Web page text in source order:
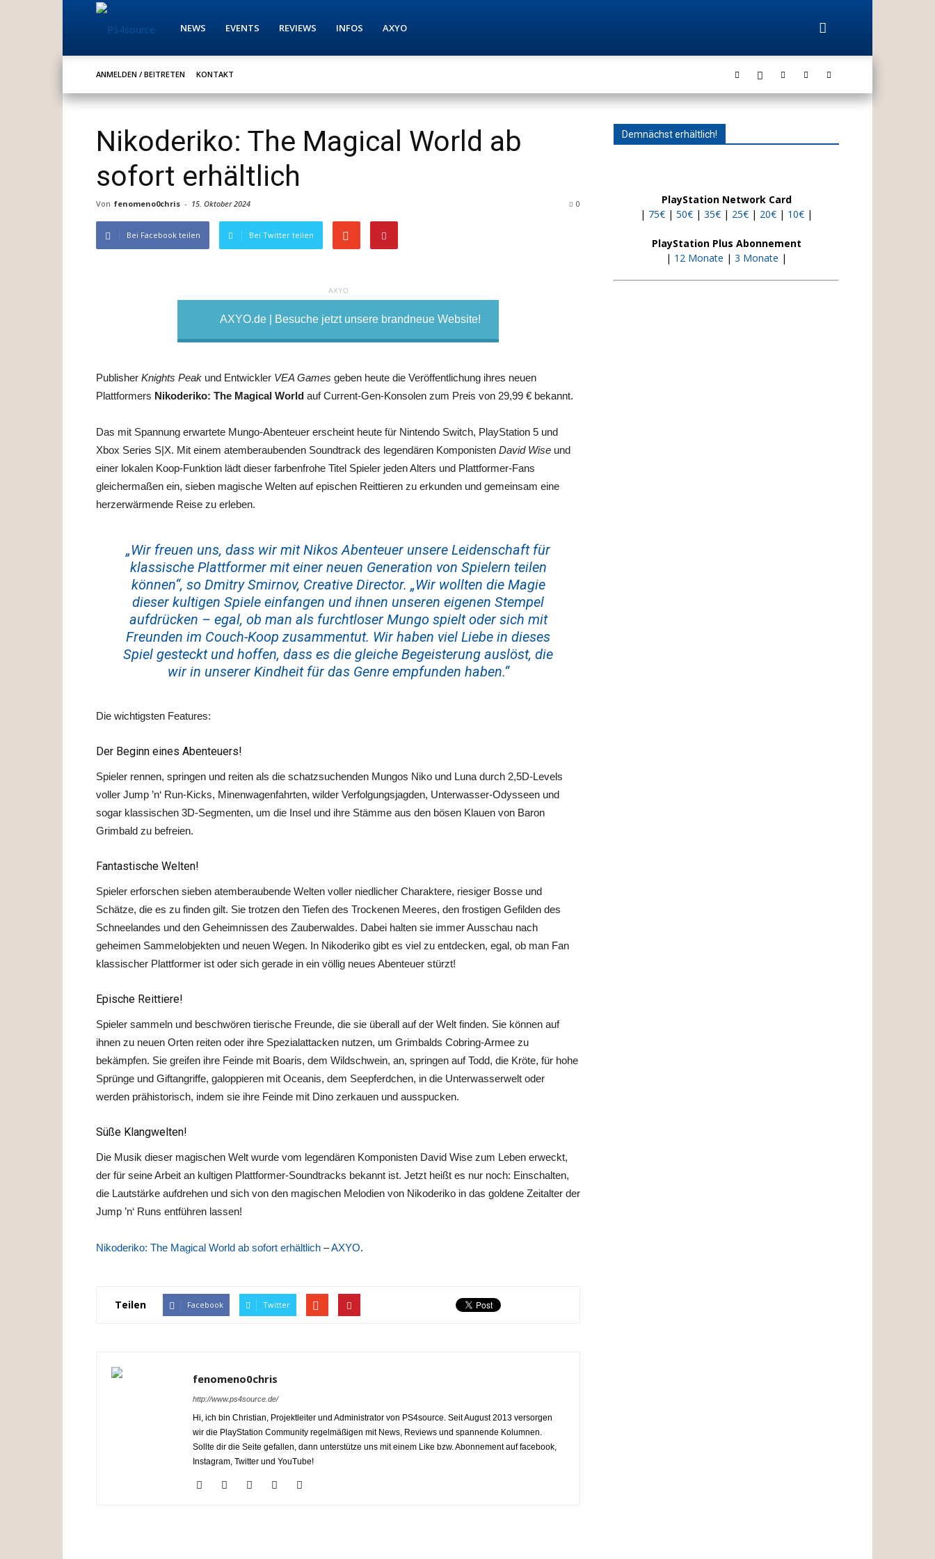
PS4source
NEWS EVENTS REVIEWS INFOS AXYO
ANMELDEN / BEITRETEN KONTAKT
Nikoderiko: The Magical World ab
sofort erhältlich
Von fenomeno0chris - 15. Oktober 2024 0
Bei Facebook teilen Bei Twitter teilen
AXYO
AXYO.de | Besuche jetzt unsere brandneue Website!
Publisher Knights Peak und Entwickler VEA Games geben heute die Veröffentlichung ihres neuen
Plattformers Nikoderiko: The Magical World auf Current-Gen-Konsolen zum Preis von 29,99 € bekannt.
Das mit Spannung erwartete Mungo-Abenteuer erscheint heute für Nintendo Switch, PlayStation 5 und
Xbox Series S|X. Mit einem atemberaubenden Soundtrack des legendären Komponisten David Wise und
einer lokalen Koop-Funktion lädt dieser farbenfrohe Titel Spieler jeden Alters und Plattformer-Fans
gleichermaßen ein, sieben magische Welten auf epischen Reittieren zu erkunden und gemeinsam eine
herzerwärmende Reise zu erleben.
„Wir freuen uns, dass wir mit Nikos Abenteuer unsere Leidenschaft für
klassische Plattformer mit einer neuen Generation von Spielern teilen
können“, so Dmitry Smirnov, Creative Director. „Wir wollten die Magie
dieser kultigen Spiele einfangen und ihnen unseren eigenen Stempel
aufdrücken – egal, ob man als furchtloser Mungo spielt oder sich mit
Freunden im Couch-Koop zusammentut. Wir haben viel Liebe in dieses
Spiel gesteckt und hoffen, dass es die gleiche Begeisterung auslöst, die
wir in unserer Kindheit für das Genre empfunden haben.“
Die wichtigsten Features:
Der Beginn eines Abenteuers!
Spieler rennen, springen und reiten als die schatzsuchenden Mungos Niko und Luna durch 2,5D-Levels
voller Jump ’n‘ Run-Kicks, Minenwagenfahrten, wilder Verfolgungsjagden, Unterwasser-Odysseen und
sogar klassischen 3D-Segmenten, um die Insel und ihre Stämme aus den bösen Klauen von Baron
Grimbald zu befreien.
Fantastische Welten!
Spieler erforschen sieben atemberaubende Welten voller niedlicher Charaktere, riesiger Bosse und
Schätze, die es zu finden gilt. Sie trotzen den Tiefen des Trockenen Meeres, den frostigen Gefilden des
Schneelandes und den Geheimnissen des Zauberwaldes. Dabei halten sie immer Ausschau nach
geheimen Sammelobjekten und neuen Wegen. In Nikoderiko gibt es viel zu entdecken, egal, ob man Fan
klassischer Plattformer ist oder sich gerade in ein völlig neues Abenteuer stürzt!
Epische Reittiere!
Spieler sammeln und beschwören tierische Freunde, die sie überall auf der Welt finden. Sie können auf
ihnen zu neuen Orten reiten oder ihre Spezialattacken nutzen, um Grimbalds Cobring-Armee zu
bekämpfen. Sie greifen ihre Feinde mit Boaris, dem Wildschwein, an, springen auf Todd, die Kröte, für hohe
Sprünge und Giftangriffe, galoppieren mit Oceanis, dem Seepferdchen, in die Unterwasserwelt oder
werden prähistorisch, indem sie ihre Feinde mit Dino zerkauen und ausspucken.
Süße Klangwelten!
Die Musik dieser magischen Welt wurde vom legendären Komponisten David Wise zum Leben erweckt,
der für seine Arbeit an kultigen Plattformer-Soundtracks bekannt ist. Jetzt heißt es nur noch: Einschalten,
die Lautstärke aufdrehen und sich von den magischen Melodien von Nikoderiko in das goldene Zeitalter der
Jump ’n‘ Runs entführen lassen!
Nikoderiko: The Magical World ab sofort erhältlich –AXYO.
Teilen Facebook Twitter
fenomeno0chris
http://www.ps4source.de/
Hi, ich bin Christian, Projektleiter und Administrator von PS4source. Seit August 2013 versorgen
wir die PlayStation Community regelmäßigen mit News, Reviews und spannende Kolumnen.
Sollte dir die Seite gefallen, dann unterstütze uns mit einem Like bzw. Abonnement auf facebook,
Instagram, Twitter und YouTube!
Demnächst erhältlich!
PlayStation Network Card
| 75€ | 50€ | 35€ | 25€ | 20€ | 10€ |
PlayStation Plus Abonnement
| 12 Monate | 3 Monate |